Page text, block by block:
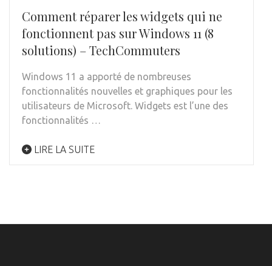
Comment réparer les widgets qui ne
fonctionnent pas sur Windows 11 (8
solutions) – TechCommuters
Windows 11 a apporté de nombreuses
fonctionnalités nouvelles et graphiques pour les
utilisateurs de Microsoft. Widgets est l’une des
fonctionnalités …
LIRE LA SUITE